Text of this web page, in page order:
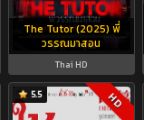
The Tutor (2025) พี่
วรรณมาสอน
Thai HD
5.5 HD